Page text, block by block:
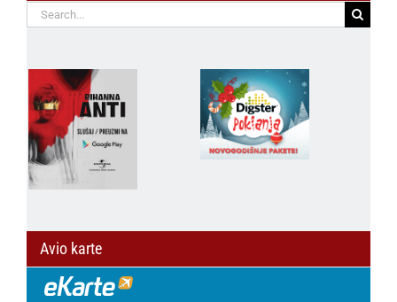
Search
for:
Avio karte